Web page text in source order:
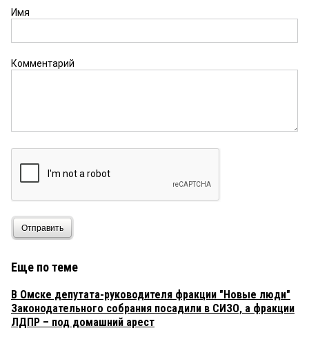
Имя
Комментарий
Отправить
Еще по теме
В Омске депутата-руководителя фракции "Новые люди"
Законодательного собрания посадили в СИЗО, а фракции
ЛДПР – под домашний арест